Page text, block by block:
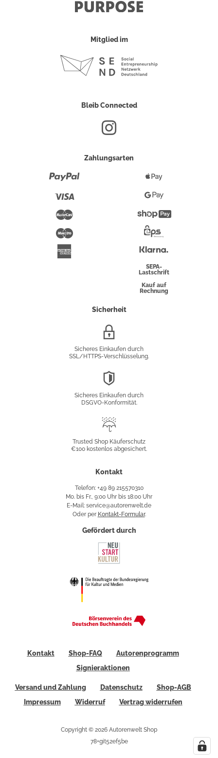
Mitglied im
Bleib Connected
Zahlungsarten
Maestro
Pay
Google
Pay
Überweisung
SEPA-
Lastschrift
Kauf auf
Rechnung
Sicherheit
Sicheres Einkaufen durch
SSL/HTTPS-Verschlüsselung.
Sicheres Einkaufen durch
DSGVO-Konformität.
Käuferschutz
Trusted Shop Käuferschutz
€100 kostenlos abgesichert.
Kontakt
Telefon: +49 89 215570310
Mo. bis Fr., 9:00 Uhr bis 18:00 Uhr
E-Mail: service@autorenwelt.de
Oder per Kontakt-Formular.
Gefördert durch
Kontakt Shop-FAQ
Autorenprogramm
Signieraktionen
Versand und Zahlung Datenschutz
Shop-AGB
Impressum
Widerruf Vertrag widerrufen
Copyright © 2026 Autorenwelt Shop
78+git52ef5be